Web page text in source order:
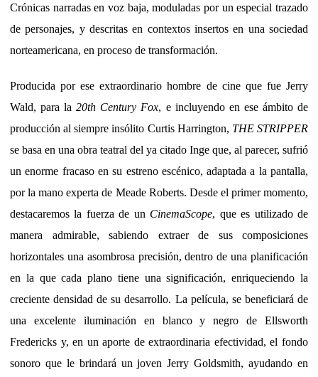
Crónicas narradas en voz baja, moduladas por un especial trazado
de personajes, y descritas en contextos insertos en una sociedad
norteamericana, en proceso de transformación.
Producida por ese extraordinario hombre de cine que fue Jerry
Wald, para la20th Century Fox, e incluyendo en ese ámbito de
producción al siempre insólito Curtis Harrington, THE STRIPPER
se basa en una obra teatral del ya citado Inge que, al parecer, sufrió
un enorme fracaso en su estreno escénico, adaptada a la pantalla,
por la mano experta de Meade Roberts. Desde el primer momento,
destacaremos la fuerza de un CinemaScope, que es utilizado de
manera admirable, sabiendo extraer de sus composiciones
horizontales una asombrosa precisión, dentro de una planificación
en la que cada plano tiene una significación, enriqueciendo la
creciente densidad de su desarrollo. La película, se beneficiará de
una excelente iluminación en blanco y negro de Ellsworth
Fredericks y, en un aporte de extraordinaria efectividad, el fondo
sonoro que le brindará un joven Jerry Goldsmith, ayudando en